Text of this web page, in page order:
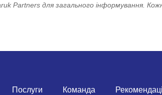
Partners для загального інформування.
Послуги Команда